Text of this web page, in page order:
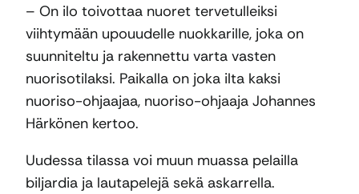
– On ilo toivottaa nuoret tervetulleiksi
viihtymään upouudelle nuokkarille, joka on
suunniteltu ja rakennettu varta vasten
nuorisotilaksi. Paikalla on joka ilta kaksi
nuoriso-ohjaajaa, nuoriso-ohjaaja Johannes
Härkönen kertoo.
Uudessa tilassa voi muun muassa pelailla
biljardia ja lautapelejä sekä askarrella.